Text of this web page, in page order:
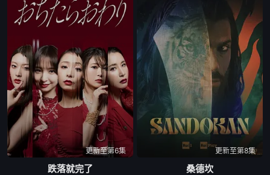
更新至第6集
跌落就完了
更新至第8集
桑德坎